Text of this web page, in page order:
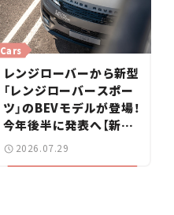
Cars
レンジローバーから新型
「レンジローバースポー
ツ」のBEVモデルが登場！
今年後半に発表へ【新車
ニュース】
2026.07.29